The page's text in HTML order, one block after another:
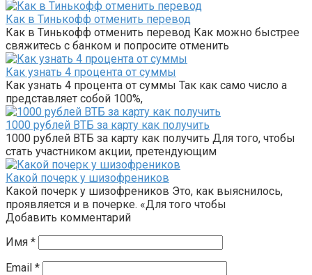
Как в Тинькофф отменить перевод
Как в Тинькофф отменить перевод Как можно быстрее
свяжитесь с банком и попросите отменить
Как узнать 4 процента от суммы
Как узнать 4 процента от суммы Так как само число а
представляет собой 100%,
1000 рублей ВТБ за карту как получить
1000 рублей ВТБ за карту как получить Для того, чтобы
стать участником акции, претендующим
Какой почерк у шизофреников
Какой почерк у шизофреников Это, как выяснилось,
проявляется и в почерке. «Для того чтобы
Добавить комментарий
Имя *
Email *